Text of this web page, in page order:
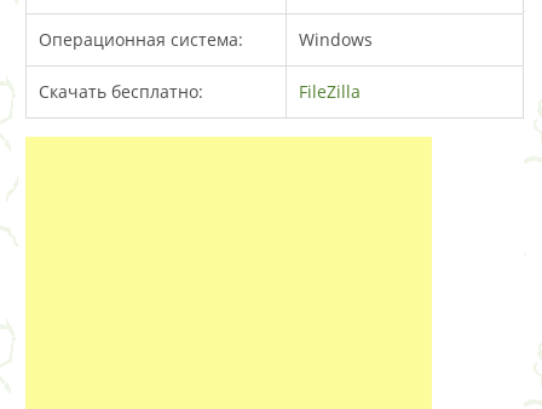
Операционная система: Windows
Скачать бесплатно: FileZilla